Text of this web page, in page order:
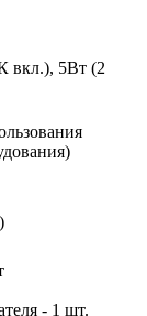
вкл.), 5Вт (2
- 1 шт.